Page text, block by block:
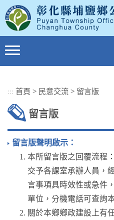
到
主
要
內
::: 首頁 > 民意交流 > 留言版
留言版
留言版聲明啟示：
本所留言版之回覆流程
交予各課室承辦人員，
言事項具時效性或急件
單位，分機電話可查詢
關於本鄉鄉政建設上有